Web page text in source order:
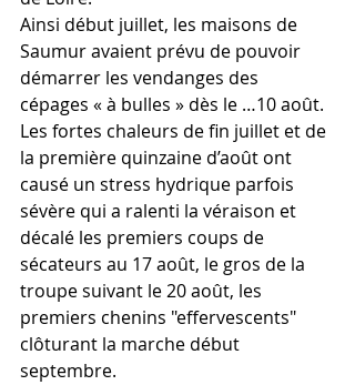
Ainsi début juillet, les maisons de
Saumur avaient prévu de pouvoir
démarrer les vendanges des
cépages « à bulles » dès le …10 août.
Les fortes chaleurs de fin juillet et de
la première quinzaine d’août ont
causé un stress hydrique parfois
sévère qui a ralenti la véraison et
décalé les premiers coups de
sécateurs au 17 août, le gros de la
troupe suivant le 20 août, les
premiers chenins "effervescents"
clôturant la marche début
septembre.